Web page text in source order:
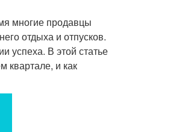
многие продавцы
отдыха и отпусков.
успеха. В этой статье
квартале, и как